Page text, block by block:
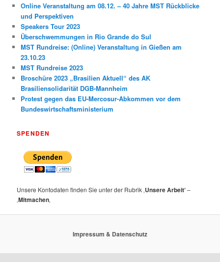
Online Veranstaltung am 08.12. – 40 Jahre MST Rückblicke
und Perspektiven
Speakers Tour 2023
Überschwemmungen in Rio Grande do Sul
MST Rundreise: (Online) Veranstaltung in Gießen am
23.10.23
MST Rundreise 2023
Broschüre 2023 „Brasilien Aktuell“ des AK
Brasiliensolidarität DGB-Mannheim
Protest gegen das EU-Mercosur-Abkommen vor dem
Bundeswirtschaftsministerium
SPENDEN
Unsere Kontodaten finden Sie unter der Rubrik ‚ Unsere Arbeit‘–
‚Mitmachen
Impressum & Datenschutz